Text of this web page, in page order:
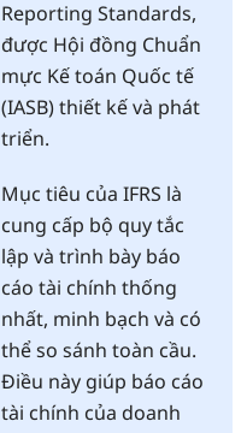
Reporting Standards,
được Hội đồng Chuẩn
mực Kế toán Quốc tế
(IASB) thiết kế và phát
triển.
Mục tiêu của IFRS là
cung cấp bộ quy tắc
lập và trình bày báo
cáo tài chính thống
nhất, minh bạch và có
thể so sánh toàn cầu.
Điều này giúp báo cáo
tài chính của doanh